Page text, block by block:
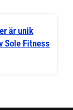
är unik
Sole Fitness